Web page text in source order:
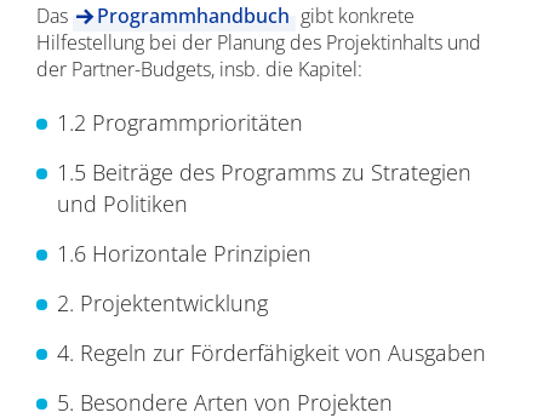
Das Programmhandbuch gibt konkrete
Hilfestellung bei der Planung des Projektinhalts und
der Partner-Budgets, insb. die Kapitel:
1.2 Programmprioritäten
1.5 Beiträge des Programms zu Strategien
und Politiken
1.6 Horizontale Prinzipien
2. Projektentwicklung
4. Regeln zur Förderfähigkeit von Ausgaben
5. Besondere Arten von Projekten